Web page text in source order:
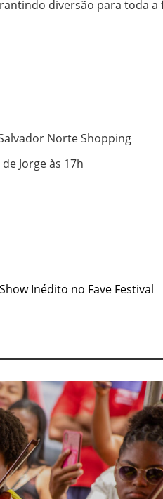
diversão para toda a
Norte Shopping
Jorge às 17h
Inédito no Fave Festival